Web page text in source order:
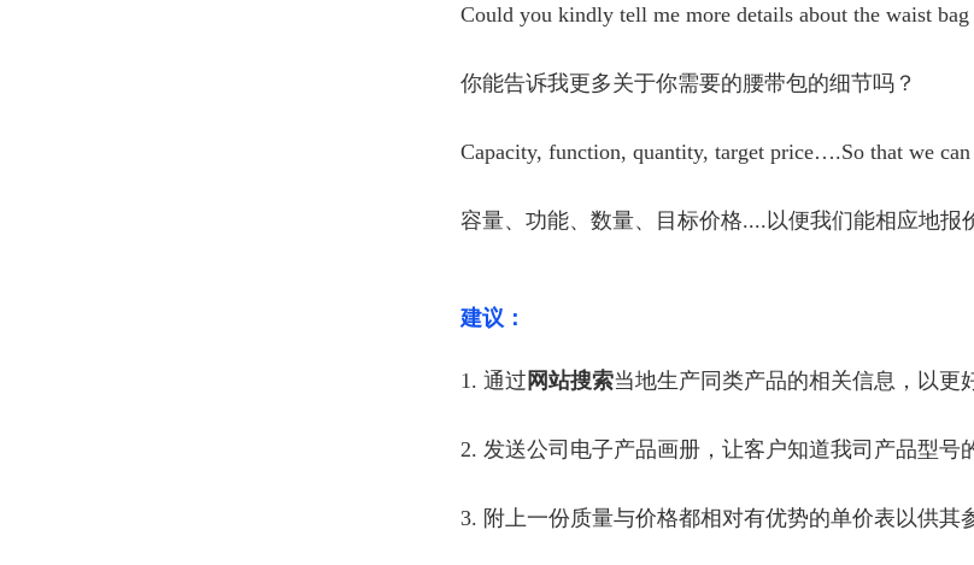
Could you kindly tell me more details about the waist bag
你能告诉我更多关于你需要的腰带包的细节吗？
Capacity, function, quantity, target price….So that we
容量、功能、数量、目标价格....以便我们能相应地报
建议：
1. 通过 网站搜索当地生产同类产品的相关信息，以更
2. 发送公司电子产品画册，让客户知道我司产品型号
3. 附上一份质量与价格都相对有优势的单价表以供其